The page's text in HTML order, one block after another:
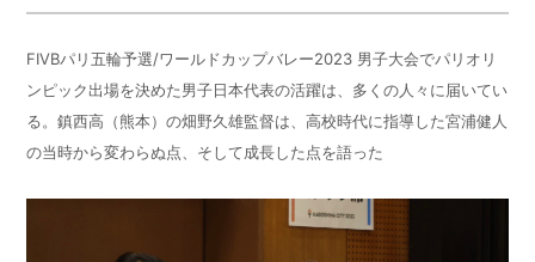
FIVBパリ五輪予選/ワールドカップバレー2023 男子大会でパリオリ
ンピック出場を決めた男子日本代表の活躍は、多くの人々に届いてい
る。鎮西高（熊本）の畑野久雄監督は、高校時代に指導した宮浦健人
の当時から変わらぬ点、そして成長した点を語った